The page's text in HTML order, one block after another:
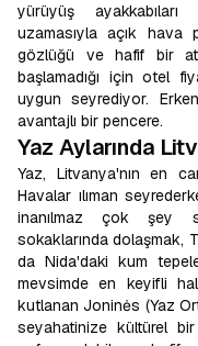
yürüyüş
uzamasıyla açık hava
gözlüğü ve hafif bir
başlamadığı için otel
uygun seyrediyor.
avantajlı bir pencere.
Yaz Aylarında
Yaz, Litvanya'nın en
Havalar ılıman
inanılmaz çok şey
sokaklarında dolaşmak,
da Nida'daki kum
mevsimde en keyifli
kutlanan Joninės (Yaz
seyahatinize kültürel